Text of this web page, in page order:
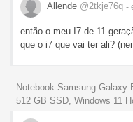
Allende @2tkje76q -
então o meu I7 de 11
que o i7 que vai ter ali?
Notebook Samsung Galaxy
512 GB SSD, Windows 11